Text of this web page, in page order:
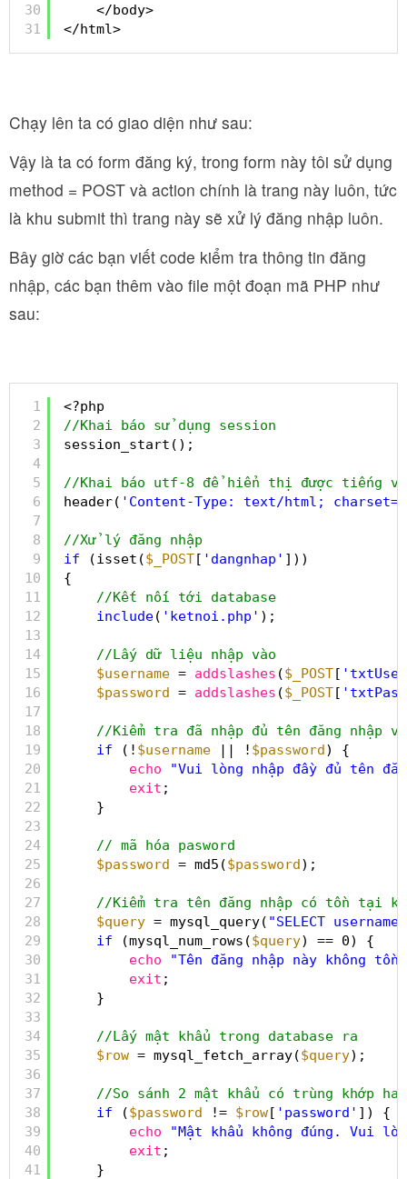
30
31
</body>
</html>
Chạy lên ta có giao diện như sau:
Vậy là ta có form đăng ký, trong form này tôi sử dụng
method = POST và action chính là trang này luôn, tức
là khu submit thì trang này sẽ xử lý đăng nhập luôn.
Bây giờ các bạn viết code kiểm tra thông tin đăng
nhập, các bạn thêm vào file một đoạn mã PHP như
sau:
1
2
3
4
5
6
7
8
9
10
11
12
13
14
15
16
17
18
19
20
21
22
23
24
25
26
27
28
29
30
31
32
33
34
35
36
37
38
39
40
41
<?php
//Khai báo sử dụng session
session_start();
//Khai báo utf-8 để hiển thị được tiếng
header( 'Content-Type: text/html;
//Xử lý đăng nhập
if
(isset($_POST[ 'dangnhap' ]))
{
//Kết nối tới database
include( 'ketnoi.php' );
//Lấy dữ liệu nhập vào
$username = addslashes ($_POST[
$password = addslashes ($_POST[
//Kiểm tra đã nhập đủ tên đăng nhập
if
(! $username || ! $password) {
echo
"Vui lòng nhập đầy đủ tên
exit ;
}
// mã hóa pasword
$password = md5($password);
//Kiểm tra tên đăng nhập có tồn tại
$query = mysql_query( "SELECT
if
(mysql_num_rows($query) == 0) {
echo
"Tên đăng nhập này
exit ;
}
//Lấy mật khẩu trong database ra
$row = mysql_fetch_array($query);
//So sánh 2 mật khẩu có trùng khớp
if
($password != $row[ 'password' ]) {
echo
"Mật khẩu không đúng. Vui
exit ;
}